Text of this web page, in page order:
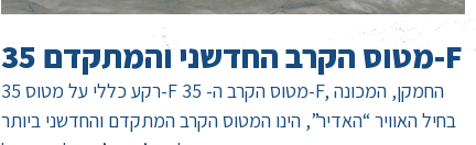
מטוס הקרב החדשני והמתקדם 35-F
רקע כללי על מטוס 35-F מטוס הקרב ה- 35-F, החמקן, המכונה
בחיל האוויר “האדיר”, הינו המטוס הקרב המתקדם והחדשני ביותר